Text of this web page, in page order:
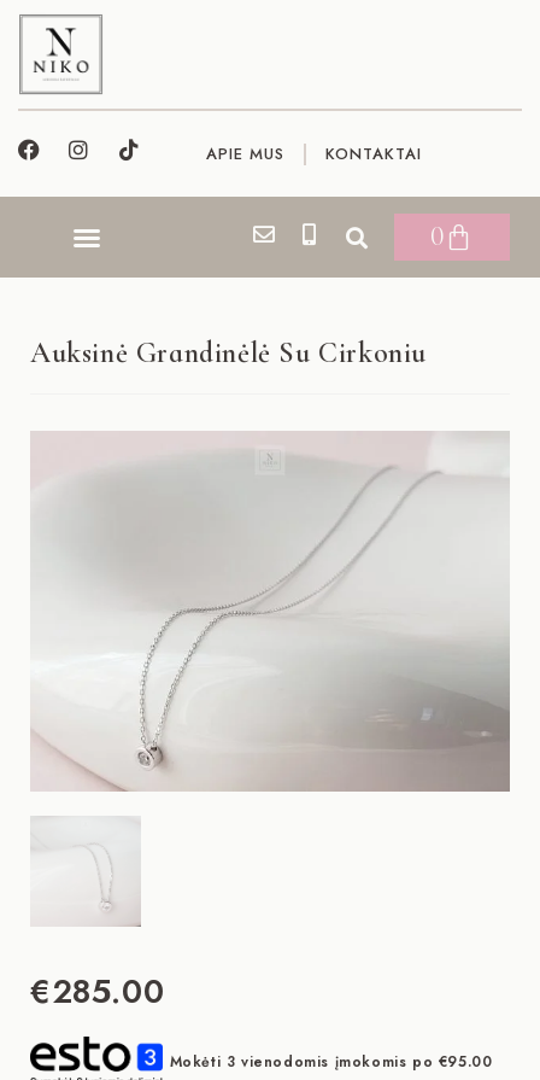
APIE MUS KONTAKTAI
0
Auksinė Grandinėlė Su Cirkoniu
€285.00
Mokėti 3 vienodomis įmokomis po €95.00